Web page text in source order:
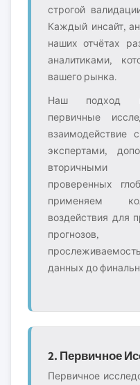
строгой
Каждый инсайт,
наших отчётах
аналитиками,
вашего рынка.
Наш подход
первичные
взаимодействие
экспертами,
вторичными
проверенных
применяем
воздействия для
прогнозов,
данных до
2. Первичное
Первичное